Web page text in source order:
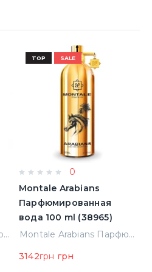
Kilian Old Fashioned Парфюмированная вода 100 ml (3700550240723)
TOP SALE
0
Montale Arabians
Парфюмированная
вода 100 ml (38965)
Montale Arabians Парфюмированная вода 100 ml (38965)
3142грн грн